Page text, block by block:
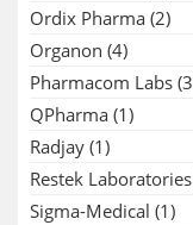
Ordix Pharma (2)
Organon (4)
Pharmacom Labs
QPharma (1)
Radjay (1)
Restek Laboratories
Sigma-Medical (1)